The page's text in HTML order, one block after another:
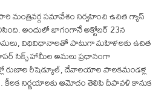
మంత్రివర్గ సమావేశం నిర్వహించి ఉచిత గ్యాస్
అందులో భాగంగానే అక్టోబర్ 23న
అమలు, విధివిధానాలతో పాటుగా మహిళలకు ఉచిత
సిక్స్ హామీల అమలు ప్రధానంగా
రుణాల రీషెడ్యూల్, దేవాలయాల పాలకమండళ్ల
నిర్ణయాలకు ఆమోదం తెలిపి దీపావళి కానుక